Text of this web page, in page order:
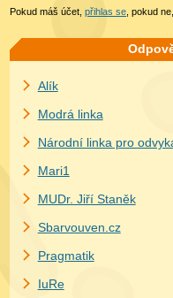
Pokud máš účet,přihlas se , pokud
Alík
Modrá linka
Národní linka pro
Mari1
MUDr. Jiří Staněk
Sbarvouven.cz
Pragmatik
IuRe